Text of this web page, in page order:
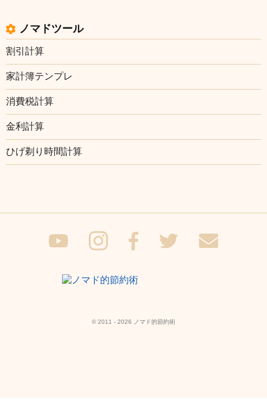
ノマドツール
割引計算
家計簿テンプレ
消費税計算
金利計算
ひげ剃り時間計算
© 2011 - 2026 ノマド的節約術